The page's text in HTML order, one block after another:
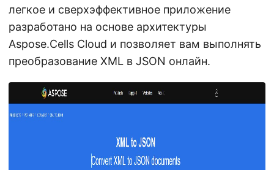
легкое и сверхэффективное приложение
разработано на основе архитектуры
Aspose.Cells Cloud и позволяет вам выполнять
преобразование XML в JSON онлайн.